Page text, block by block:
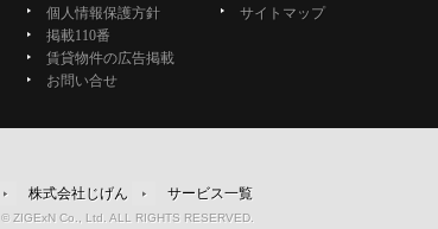
個人情報保護方針
掲載110番
賃貸物件の広告掲載
お問い合せ
サイトマップ
株式会社じげん サービス一覧
© ZIGExN Co., Ltd. ALL RIGHTS RESERVED.